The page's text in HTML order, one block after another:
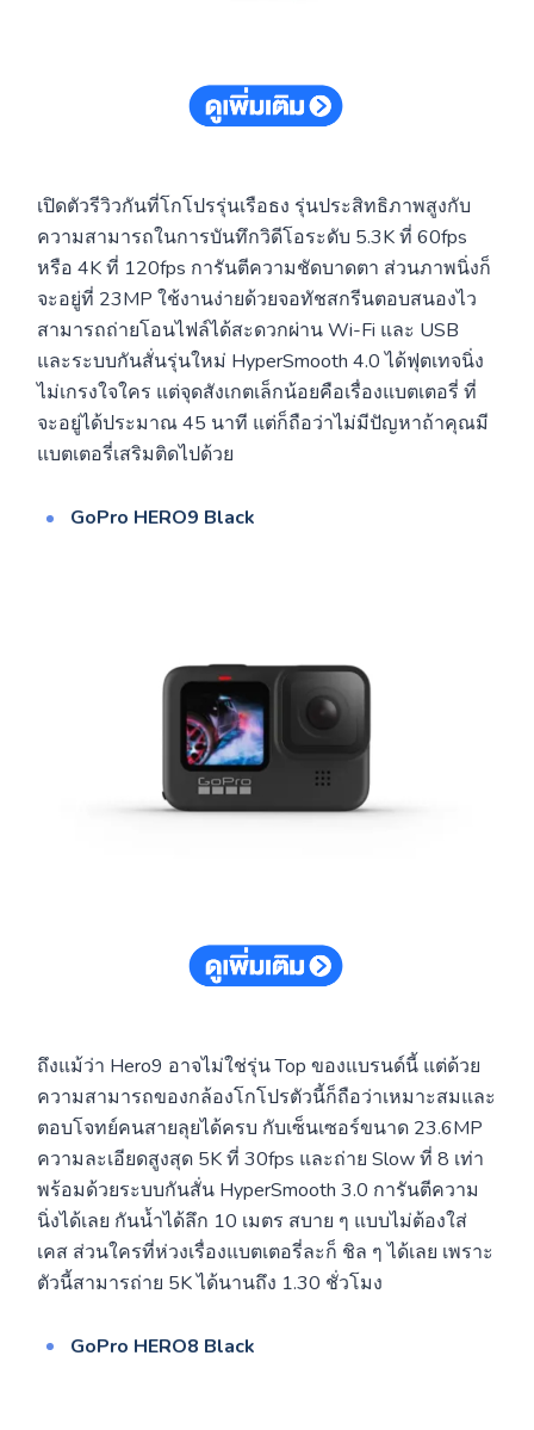
เปิดตัวรีวิวกันที่โกโปรรุ่นเรือธง รุ่นประสิทธิภาพสูงกับ
ความสามารถในการบันทึกวิดีโอระดับ 5.3K ที่ 60fps
หรือ 4K ที่ 120fps การันตีความชัดบาดตา ส่วนภาพนิ่งก็
จะอยู่ที่ 23MP ใช้งานง่ายด้วยจอทัชสกรีนตอบสนองไว
สามารถถ่ายโอนไฟล์ได้สะดวกผ่าน Wi-Fi และ USB
และระบบกันสั่นรุ่นใหม่ HyperSmooth 4.0 ได้ฟุตเทจนิ่ง
ไม่เกรงใจใคร แต่จุดสังเกตเล็กน้อยคือเรื่องแบตเตอรี่ ที่
จะอยู่ได้ประมาณ 45 นาที แต่ก็ถือว่าไม่มีปัญหาถ้าคุณมี
แบตเตอรี่เสริมติดไปด้วย
GoPro HERO9 Black
ถึงแม้ว่า Hero9 อาจไม่ใช่รุ่น Top ของแบรนด์นี้ แต่ด้วย
ความสามารถของกล้องโกโปรตัวนี้ก็ถือว่าเหมาะสมและ
ตอบโจทย์คนสายลุยได้ครบ กับเซ็นเซอร์ขนาด 23.6MP
ความละเอียดสูงสุด 5K ที่ 30fps และถ่าย Slow ที่ 8 เท่า
พร้อมด้วยระบบกันสั่น HyperSmooth 3.0 การันตีความ
นิ่งได้เลย กันน้ำได้ลึก 10 เมตร สบาย ๆ แบบไม่ต้องใส่
เคส ส่วนใครที่ห่วงเรื่องแบตเตอรี่ละก็ ชิล ๆ ได้เลย เพราะ
ตัวนี้สามารถ่าย 5K ได้นานถึง 1.30 ชั่วโมง
GoPro HERO8 Black